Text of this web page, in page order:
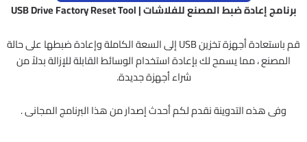
برنامج إعادة ضبط المصنع للفلاشات | USB Drive Factory Reset Tool
قم باستعادة أجهزة تخزين USB إلى السعة الكاملة وإعادة ضبطها على حالة
المصنع ، مما يسمح لك بإعادة استخدام الوسائط القابلة للإزالة بدلاً من
شراء أجهزة جديدة.
وفى هذه التدوينة نقدم لكم أحدث إصدار من هذا البرنامج المجانى .